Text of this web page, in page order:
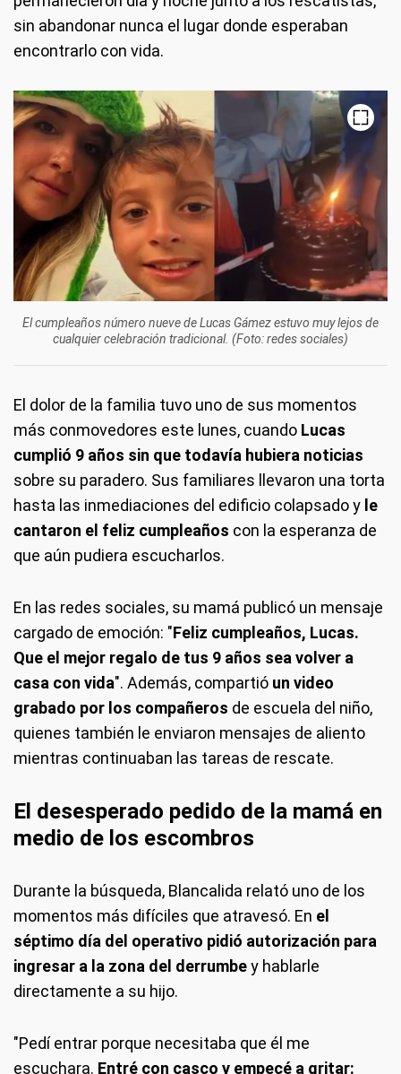
sin abandonar nunca el lugar donde esperaban
encontrarlo con vida.
El cumpleaños número nueve de Lucas Gámez estuvo muy lejos de
cualquier celebración tradicional. (Foto: redes sociales)
El dolor de la familia tuvo uno de sus momentos
más conmovedores este lunes, cuando Lucas
cumplió 9 años sin que todavía hubiera noticias
sobre su paradero. Sus familiares llevaron una torta
hasta las inmediaciones del edificio colapsado y le
cantaron el feliz cumpleaños con la esperanza de
que aún pudiera escucharlos.
En las redes sociales, su mamá publicó un mensaje
cargado de emoción: "Feliz cumpleaños, Lucas.
Que el mejor regalo de tus 9 años sea volver a
casa con vida". Además, compartió un video
grabado por los compañeros de escuela del niño,
quienes también le enviaron mensajes de aliento
mientras continuaban las tareas de rescate.
El desesperado pedido de la mamá en
medio de los escombros
Durante la búsqueda, Blancalida relató uno de los
momentos más difíciles que atravesó. En el
séptimo día del operativo pidió autorización para
ingresar a la zona del derrumbey hablarle
directamente a su hijo.
"Pedí entrar porque necesitaba que él me
escuchara. Entré con casco y empecé a gritar: